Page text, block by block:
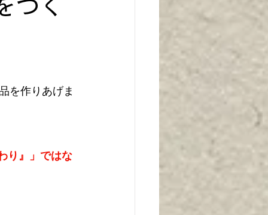
つく
を作りあげま
り』」ではな